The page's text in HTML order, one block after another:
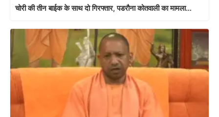
चोरी की तीन बाईक के साथ दो गिरफ्तार, पडरौना कोतवाली का मामला…